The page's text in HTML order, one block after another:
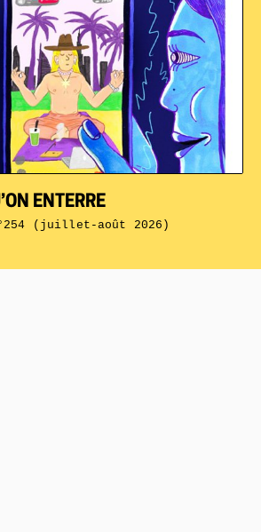
ENTERRE
(juillet-août 2026)